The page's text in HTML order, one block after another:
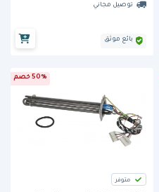
توصيل مجاني
بائع موثق
50% خصم
متوفر